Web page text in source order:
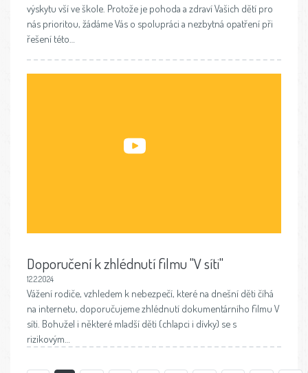
výskytu vší ve škole. Protože je pohoda a zdraví Vašich dětí pro
nás prioritou, žádáme Vás o spolupráci a nezbytná opatření při
řešení této…
Doporučení k zhlédnutí filmu "V síti"
12.2.2024
Vážení rodiče, vzhledem k nebezpečí, které na dnešní děti číhá
na internetu, doporučujeme zhlédnutí dokumentárního filmu V
síti. Bohužel i některé mladší děti (chlapci i dívky) se s
rizikovým…